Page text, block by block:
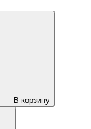
В корзину